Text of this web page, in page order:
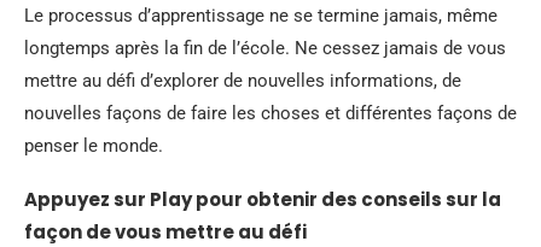
Le processus d’apprentissage ne se termine jamais, même
longtemps après la fin de l’école. Ne cessez jamais de vous
mettre au défi d’explorer de nouvelles informations, de
nouvelles façons de faire les choses et différentes façons de
penser le monde.
Appuyez sur Play pour obtenir des conseils sur la
façon de vous mettre au défi